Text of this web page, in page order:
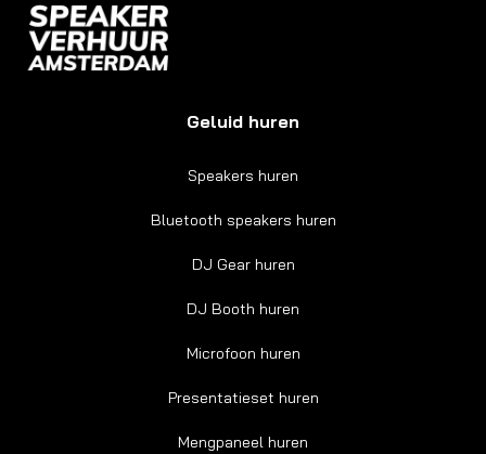
Geluid huren
Speakers huren
Bluetooth speakers huren
DJ Gear huren
DJ Booth huren
Microfoon huren
Presentatieset huren
Mengpaneel huren